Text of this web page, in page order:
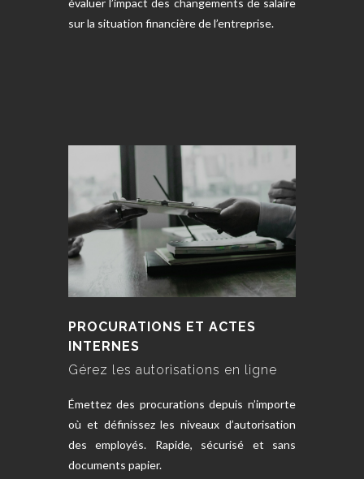
sur la situation financière de l’entreprise.
PROCURATIONS ET ACTES
INTERNES
Gérez les autorisations en ligne
Émettez des procurations depuis n’importe
où et définissez les niveaux d’autorisation
des employés. Rapide, sécurisé et sans
documents papier.